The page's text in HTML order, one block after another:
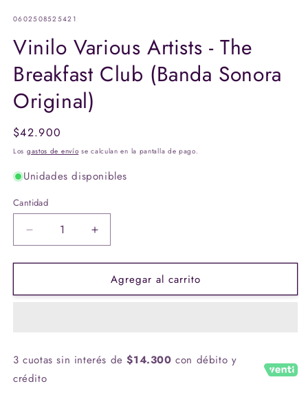
multimedia
una
ventana
modal
SKU:
0602508525421
Vinilo Various Artists - The
Breakfast Club (Banda Sonora
Original)
Precio
habitual
$42.900
Los gastos de envío se calculan en la pantalla de pago.
Unidades disponibles
Cantidad
Cantidad
Reducir
cantidad
para
Various
Club
(Banda
Aumentar
cantidad
para
Vinilo
Various
Breakfast
Club
Agregar al carrito
3 cuotas sin interés de$14.300 con débito y
crédito